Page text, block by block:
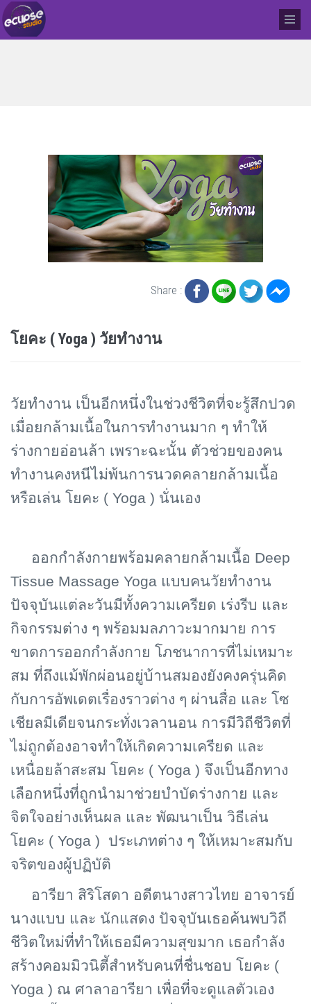
Share :
โยคะ ( Yoga ) วัยทำงาน
วัยทำงาน เป็นอีกหนึ่งในช่วงชีวิตที่จะรู้สึกปวด
เมื่อยกล้ามเนื้อในการทำงานมาก ๆ ทำให้
ร่างกายอ่อนล้า เพราะฉะนั้น ตัวช่วยของคน
ทำงานคงหนีไม่พ้นการนวดคลายกล้ามเนื้อ
หรือเล่น โยคะ ( Yoga ) นั่นเอง
ออกกำลังกายพร้อมคลายกล้ามเนื้อ Deep
Tissue Massage Yoga แบบคนวัยทำงาน
ปัจจุบันแต่ละวันมีทั้งความเครียด เร่งรีบ และ
กิจกรรมต่าง ๆ พร้อมมลภาวะมากมาย การ
ขาดการออกกำลังกาย โภชนาการที่ไม่เหมาะ
สม ที่ถึงแม้พักผ่อนอยู่บ้านสมองยังคงครุ่นคิด
กับการอัพเดตเรื่องราวต่าง ๆ ผ่านสื่อ และ โซ
เชียลมีเดียจนกระทั่งเวลานอน การมีวิถีชีวิตที่
ไม่ถูกต้องอาจทำให้เกิดความเครียด และ
เหนื่อยล้าสะสม โยคะ ( Yoga ) จึงเป็นอีกทาง
เลือกหนึ่งที่ถูกนำมาช่วยบำบัดร่างกาย และ
จิตใจอย่างเห็นผล และ พัฒนาเป็น วิธีเล่น
โยคะ ( Yoga ) ประเภทต่าง ๆ ให้เหมาะสมกับ
จริตของผู้ปฏิบัติ
อารียา สิริโสดา อดีตนางสาวไทย อาจารย์
นางแบบ และ นักแสดง ปัจจุบันเธอค้นพบวิถี
ชีวิตใหม่ที่ทำให้เธอมีความสุขมาก เธอกำลัง
สร้างคอมมิวนิตี้สำหรับคนที่ชื่นชอบ โยคะ (
Yoga ) ณ ศาลาอารียา เพื่อที่จะดูแลตัวเอง